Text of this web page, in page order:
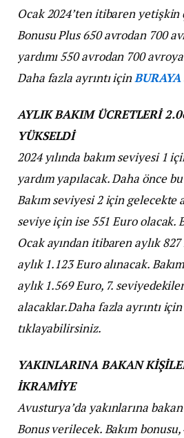
Ocak 2024’ten itibaren
Bonusu Plus 650 avrodan 700
yardımı 550 avrodan 700
Daha fazla ayrıntı içinBURAYA
AYLIK BAKIM ÜCRETLERİ
YÜKSELDİ
2024 yılında bakım seviyesi 1
yardım yapılacak. Daha önce
Bakım seviyesi 2 için gelecekte
seviye için ise 551 Euro olacak.
Ocak ayından itibaren aylık
aylık 1.123 Euro alınacak.
aylık 1.569 Euro, 7.
alacaklar.Daha fazla ayrıntı
tıklayabilirsiniz.
YAKINLARINA BAKAN
İKRAMİYE
Avusturya’da yakınlarına
Bonus verilecek. Bakım bonusu,